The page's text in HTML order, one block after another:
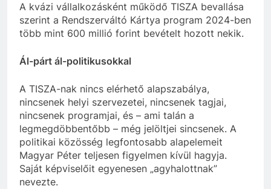
A kvázi vállalkozásként működő TISZA bevallása
szerint a Rendszerváltó Kártya program 2024-ben
több mint 600 millió forint bevételt hozott nekik.
Ál-párt ál-politikusokkal
A TISZA-nak nincs elérhető alapszabálya,
nincsenek helyi szervezetei, nincsenek tagjai,
nincsenek programjai, és – ami talán a
legmegdöbbentőbb – még jelöltjei sincsenek. A
politikai közösség legfontosabb alapelemeit
Magyar Péter teljesen figyelmen kívül hagyja.
Saját képviselőit egyenesen „agyhalottnak”
nevezte.